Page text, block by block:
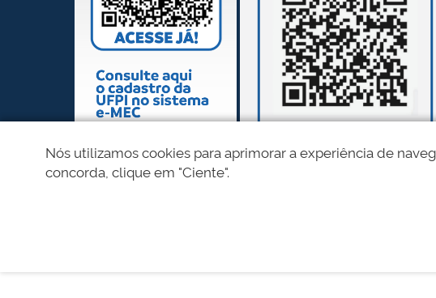
Nós utilizamos cookies para aprimorar a experiência de
concorda, clique em "Ciente".